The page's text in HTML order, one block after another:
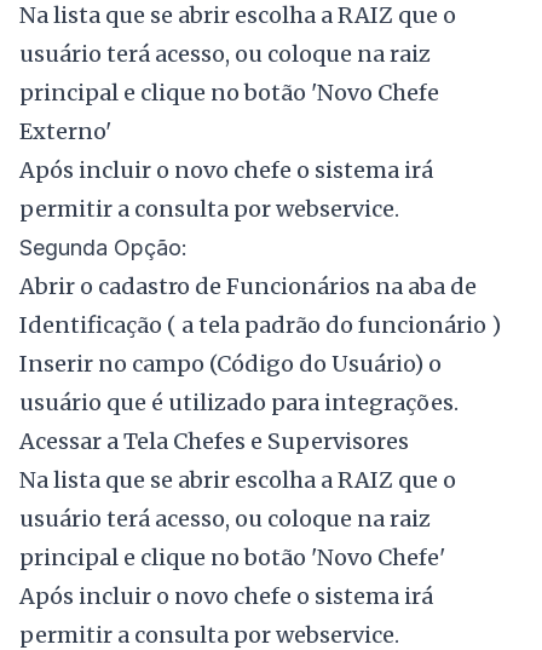
Na lista que se abrir escolha a RAIZ que o
usuário terá acesso, ou coloque na raiz
principal e clique no botão 'Novo Chefe
Externo'
Após incluir o novo chefe o sistema irá
permitir a consulta por webservice.
Segunda Opção:
Abrir o cadastro de Funcionários na aba de
Identificação ( a tela padrão do funcionário )
Inserir no campo (Código do Usuário) o
usuário que é utilizado para integrações.
Acessar a Tela Chefes e Supervisores
Na lista que se abrir escolha a RAIZ que o
usuário terá acesso, ou coloque na raiz
principal e clique no botão 'Novo Chefe'
Após incluir o novo chefe o sistema irá
permitir a consulta por webservice.